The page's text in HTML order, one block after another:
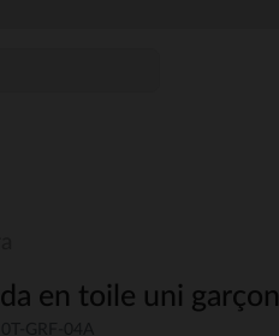
en toile uni garçon